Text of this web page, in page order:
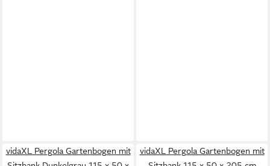
vidaXL Pergola Gartenbogen mit
vidaXL Pergola Gartenbogen mit